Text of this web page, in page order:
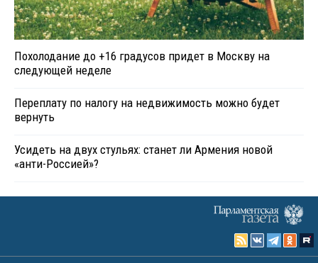
Похолодание до +16 градусов придет в Москву на
следующей неделе
Переплату по налогу на недвижимость можно будет
вернуть
Усидеть на двух стульях: станет ли Армения новой
«анти-Россией»?